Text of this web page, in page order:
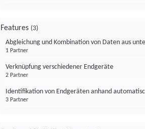
Features (3)
Abgleichung und Kombination von Daten aus
1 Partner
Verknüpfung verschiedener Endgeräte
2 Partner
Identifikation von Endgeräten anhand
3 Partner